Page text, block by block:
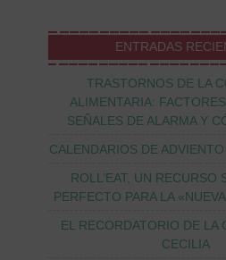
ENTRADAS
TRASTORNOS DE LA
ALIMENTARIA:
SEÑALES DE ALARMA Y
CALENDARIOS DE
ROLL’EAT, UN RECURSO
PERFECTO PARA LA
EL RECORDATORIO DE LA
CECILIA